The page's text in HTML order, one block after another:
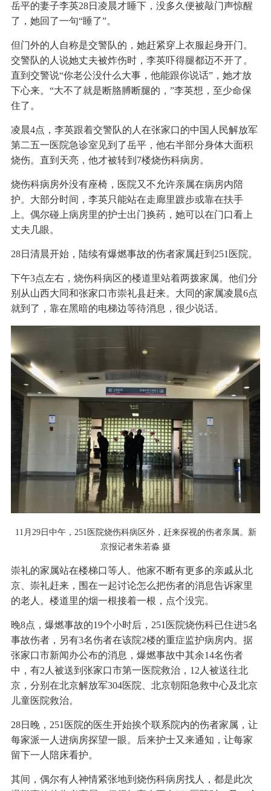
岳平的妻子李英28日凌晨才睡下，没多久便被敲门声惊醒
了，她回了一句“睡了”。
但门外的人自称是交警队的，她赶紧穿上衣服起身开门。
交警队的人说她丈夫被炸伤时，李英吓得腿都迈不开了。
直到交警说“你老公没什么大事，他能跟你说话”，她才放
下心来。“大不了就是断胳膊断腿的，”李英想，至少命保
住了。
凌晨4点，李英跟着交警队的人在张家口的中国人民解放军
第二五一医院急诊室见到了岳平，他右半部分身体大面积
烧伤。直到天亮，他才被转到7楼烧伤科病房。
烧伤科病房外没有座椅，医院又不允许亲属在病房内陪
护。大部分时间，李英只能站在走廊里踱步或靠在扶手
上。偶尔碰上病房里的护士出门换药，她可以在门口看上
丈夫几眼。
28日清晨开始，陆续有爆燃事故的伤者家属赶到251医院。
下午3点左右，烧伤科病区的楼道里站着两拨家属。他们分
别从山西大同和张家口市崇礼县赶来。大同的家属凌晨6点
就到了，靠在黑暗的电梯边等待消息，很少说话。
11月29日中午，251医院烧伤科病区外，赶来探视的伤者亲属。新
京报记者朱若淼 摄
崇礼的家属站在楼梯口等人。他家不断有更多的亲戚从北
京、崇礼赶来，围在一起讨论怎么把伤者的消息告诉家里
的老人。楼道里的烟一根接着一根，点个没完。
晚8点，爆燃事故的19个小时后，251医院烧伤科已住进5名
事故伤者，另有3名伤者在该院2楼的重症监护病房内。据
张家口市新闻办公布的消息，爆燃事故中其余14名伤者
中，有2人被送到张家口市第一医院救治，12人被送往北
京，分别在北京解放军304医院、北京朝阳急救中心及北京
儿童医院救治。
28日晚，251医院的医生开始挨个联系院内的伤者家属，让
每家派一人进病房探望一眼。后来护士又来通知，让每家
留下一人陪床看护。
其间，偶尔有人神情紧张地到烧伤科病房找人，都是此次